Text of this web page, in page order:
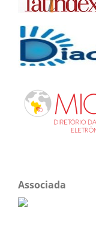
Associada